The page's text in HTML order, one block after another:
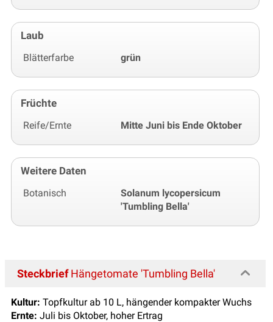
Laub
Blätterfarbe grün
Früchte
Reife/Ernte Mitte Juni bis Ende Oktober
Weitere Daten
Botanisch
Solanum lycopersicum
'Tumbling Bella'
SteckbriefHängetomate 'Tumbling Bella'
Kultur: Topfkultur ab 10 L, hängender kompakter Wuchs
Ernte: Juli bis Oktober, hoher Ertrag